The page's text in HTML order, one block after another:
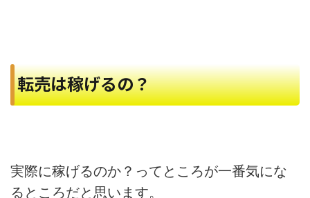
転売は稼げるの？
実際に稼げるのか？ってところが一番気にな
るところだと思います。